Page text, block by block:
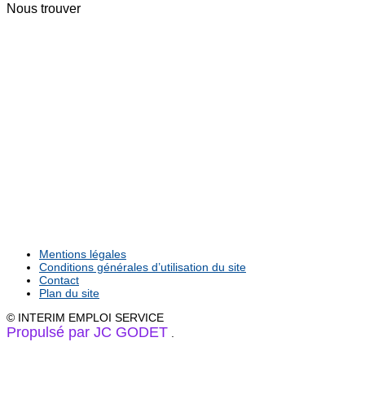
Nous trouver
Mentions légales
Conditions générales d’utilisation du site
Contact
Plan du site
© INTERIM EMPLOI SERVICE
Propulsé par JC GODET